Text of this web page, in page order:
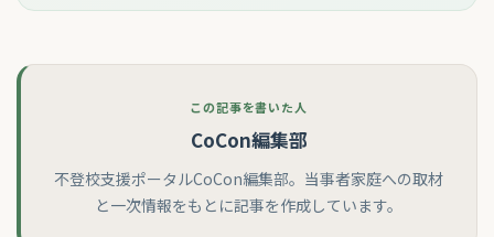
この記事を書いた人
CoCon編集部
不登校支援ポータルCoCon編集部。当事者家庭への取材
と一次情報をもとに記事を作成しています。